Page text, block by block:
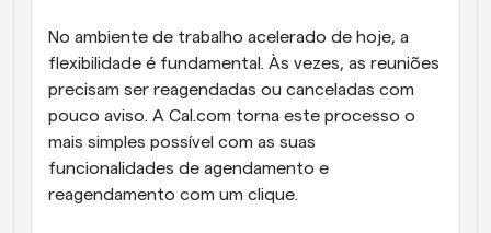
No ambiente de trabalho acelerado de hoje, a
flexibilidade é fundamental. Às vezes, as reuniões
precisam ser reagendadas ou canceladas com
pouco aviso. A Cal.com torna este processo o
mais simples possível com as suas
funcionalidades de agendamento e
reagendamento com um clique.